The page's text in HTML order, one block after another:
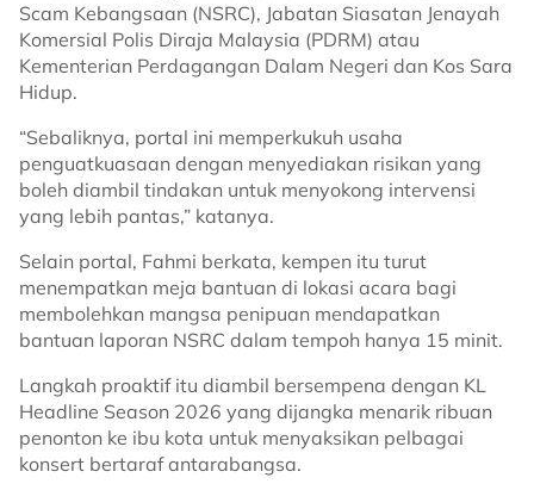
Scam Kebangsaan (NSRC), Jabatan Siasatan Jenayah
Komersial Polis Diraja Malaysia (PDRM) atau
Kementerian Perdagangan Dalam Negeri dan Kos Sara
Hidup.
“Sebaliknya, portal ini memperkukuh usaha
penguatkuasaan dengan menyediakan risikan yang
boleh diambil tindakan untuk menyokong intervensi
yang lebih pantas,” katanya.
​Selain portal, Fahmi berkata, kempen itu turut
menempatkan meja bantuan di lokasi acara bagi
membolehkan mangsa penipuan mendapatkan
bantuan laporan NSRC dalam tempoh hanya 15 minit.
​Langkah proaktif itu diambil bersempena dengan KL
Headline Season 2026 yang dijangka menarik ribuan
penonton ke ibu kota untuk menyaksikan pelbagai
konsert bertaraf antarabangsa.